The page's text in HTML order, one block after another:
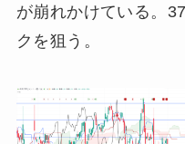
が崩れかけている。
クを狙う。